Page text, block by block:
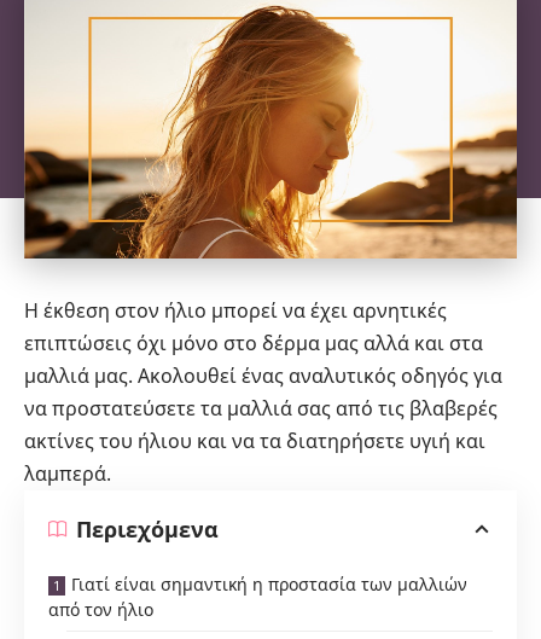
Η έκθεση στον ήλιο μπορεί να έχει αρνητικές
επιπτώσεις όχι μόνο στο δέρμα μας αλλά και στα
μαλλιά μας. Ακολουθεί ένας αναλυτικός οδηγός για
να προστατεύσετε τα μαλλιά σας από τις βλαβερές
ακτίνες του ήλιου και να τα διατηρήσετε υγιή και
λαμπερά.
Περιεχόμενα
Γιατί είναι σημαντική η προστασία των μαλλιών
από τον ήλιο